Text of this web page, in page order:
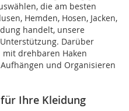
die am besten
Hemden, Hosen, Jacken,
handelt, unsere
Darüber
drehbaren Haken
und Organisieren
Ihre Kleidung